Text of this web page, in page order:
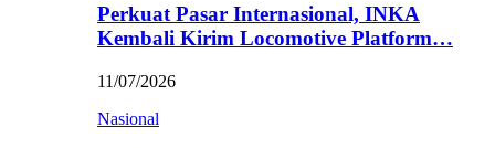
Perkuat Pasar Internasional, INKA
Kembali Kirim Locomotive Platform…
11/07/2026
Nasional